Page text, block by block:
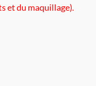
et du maquillage).